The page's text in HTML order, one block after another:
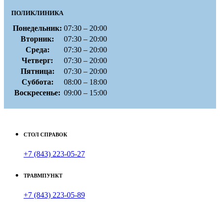
ПОЛИКЛИНИКА
Понедельник: 07:30 – 20:00
Вторник:
07:30 – 20:00
Среда:
07:30 – 20:00
Четверг:
07:30 – 20:00
Пятница:
07:30 – 20:00
Суббота:
08:00 – 18:00
Воскресенье: 09:00 – 15:00
СТОЛ СПРАВОК
+7 (843) 223-05-27
ТРАВМПУНКТ
+7 (843) 223-05-89